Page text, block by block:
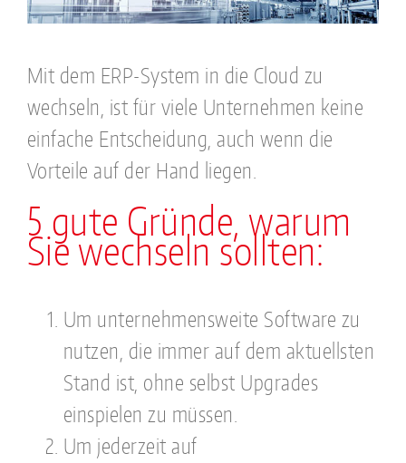
Mit dem ERP-System in die Cloud zu
wechseln, ist für viele Unternehmen keine
einfache Entscheidung, auch wenn die
Vorteile auf der Hand liegen.
5 gute Gründe, warum
Sie wechseln sollten:
Um unternehmensweite Software zu
nutzen, die immer auf dem aktuellsten
Stand ist, ohne selbst Upgrades
einspielen zu müssen.
Um jederzeit auf